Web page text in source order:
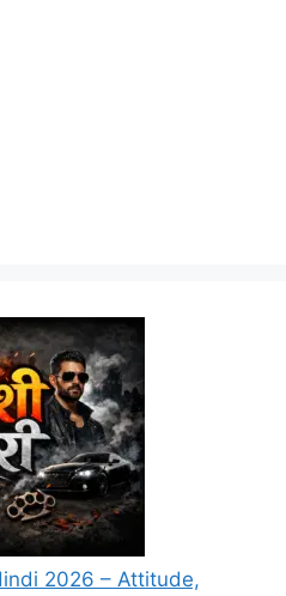
2026 – Attitude,